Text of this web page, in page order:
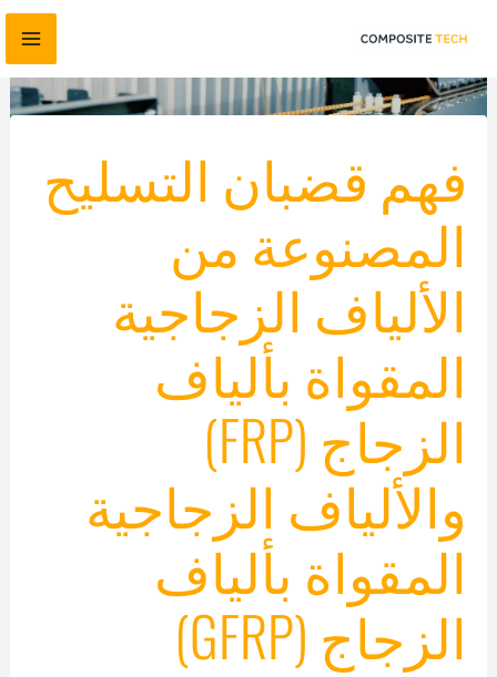
انتقل
إلى
المحتوى
فهم قضبان التسليح
المصنوعة من
الألياف الزجاجية
المقواة بألياف
الزجاج (FRP)
والألياف الزجاجية
المقواة بألياف
الزجاج (GFRP)